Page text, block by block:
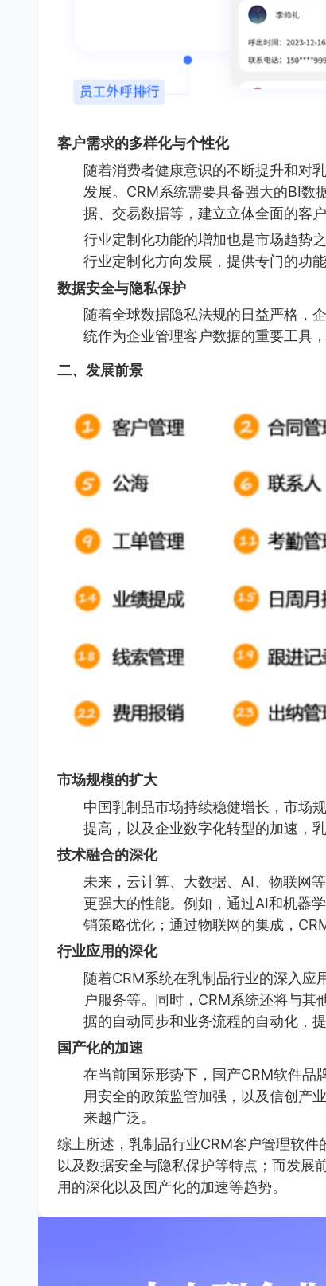
客户需求的多样化与个性化
随着消费者健康意识的不断提升和对
发展。CRM系统需要具备强大的BI数
据、交易数据等，建立立体全面的客
行业定制化功能的增加也是市场趋势
行业定制化方向发展，提供专门的功
数据安全与隐私保护
随着全球数据隐私法规的日益严格，
统作为企业管理客户数据的重要工具
二、发展前景
市场规模的扩大
中国乳制品市场持续稳健增长，市场
提高，以及企业数字化转型的加速，
技术融合的深化
未来，云计算、大数据、AI、物联网
更强大的性能。例如，通过AI和机器
销策略优化；通过物联网的集成，
行业应用的深化
随着CRM系统在乳制品行业的深入应
户服务等。同时，CRM系统还将与其
据的自动同步和业务流程的自动化，
国产化的加速
在当前国际形势下，国产CRM软件品
用安全的政策监管加强，以及信创产
来越广泛。
综上所述，乳制品行业CRM客户管理软
以及数据安全与隐私保护等特点；而发展
用的深化以及国产化的加速等趋势。